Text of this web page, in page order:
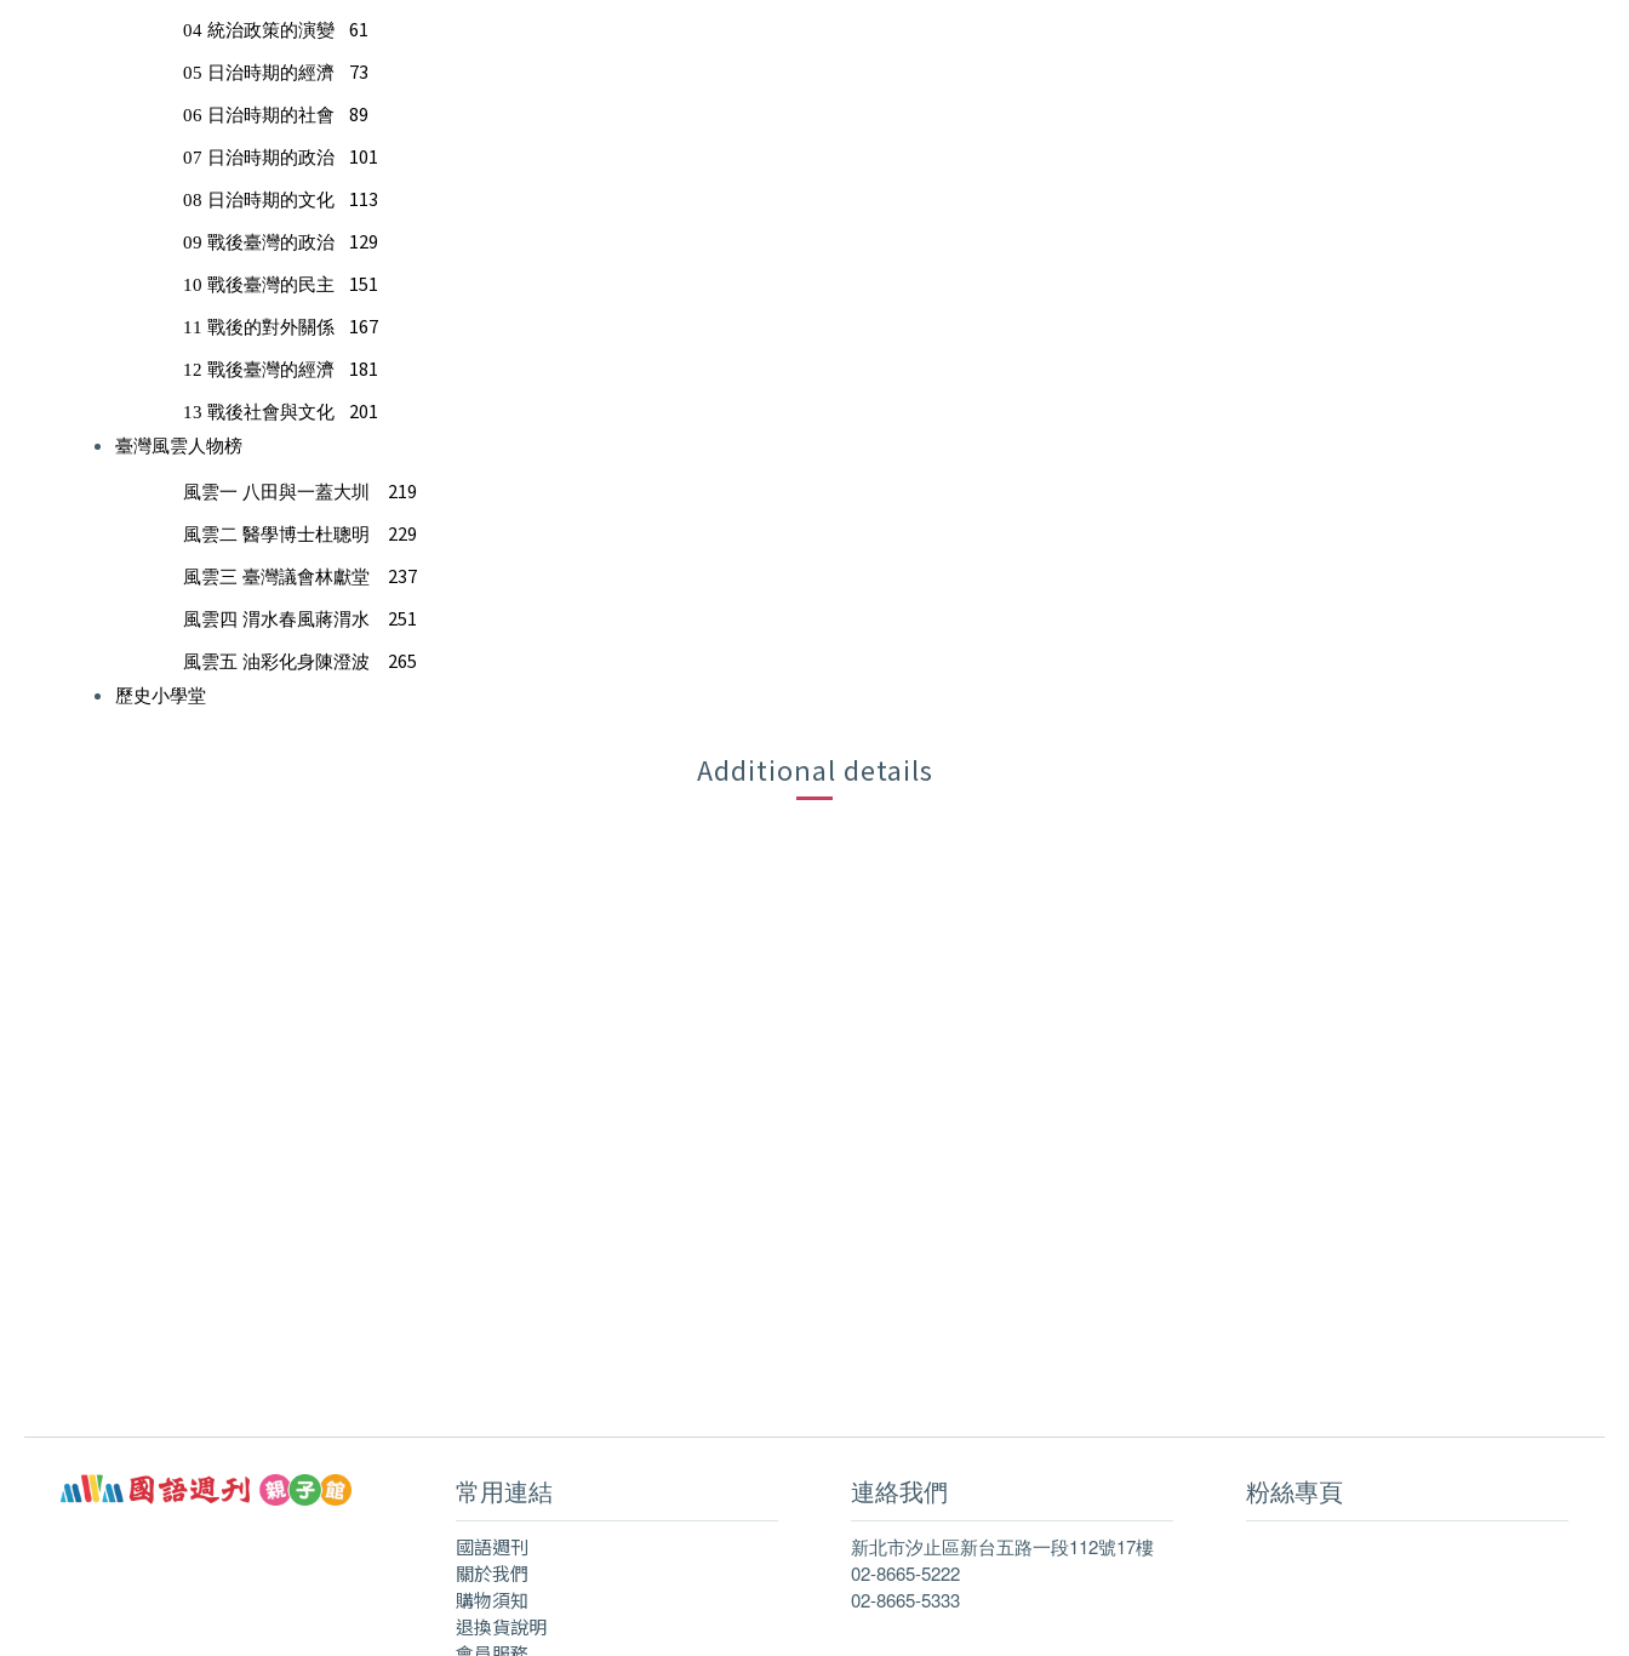
04 統治政策的演變 61
05 日治時期的經濟 73
06 日治時期的社會 89
07 日治時期的政治 101
08 日治時期的文化 113
09 戰後臺灣的政治 129
10 戰後臺灣的民主 151
11 戰後的對外關係 167
12 戰後臺灣的經濟 181
13 戰後社會與文化 201
臺灣風雲人物榜
風雲一 八田與一蓋大圳 219
風雲二 醫學博士杜聰明 229
風雲三 臺灣議會林獻堂 237
風雲四 渭水春風蔣渭水 251
風雲五 油彩化身陳澄波 265
歷史小學堂
Additional details
常用連結
國語週刊
關於我們
購物須知
退換貨說明
連絡我們
新北市汐止區新台五路一段112號17樓
02-8665-5222
02-8665-5333
粉絲專頁